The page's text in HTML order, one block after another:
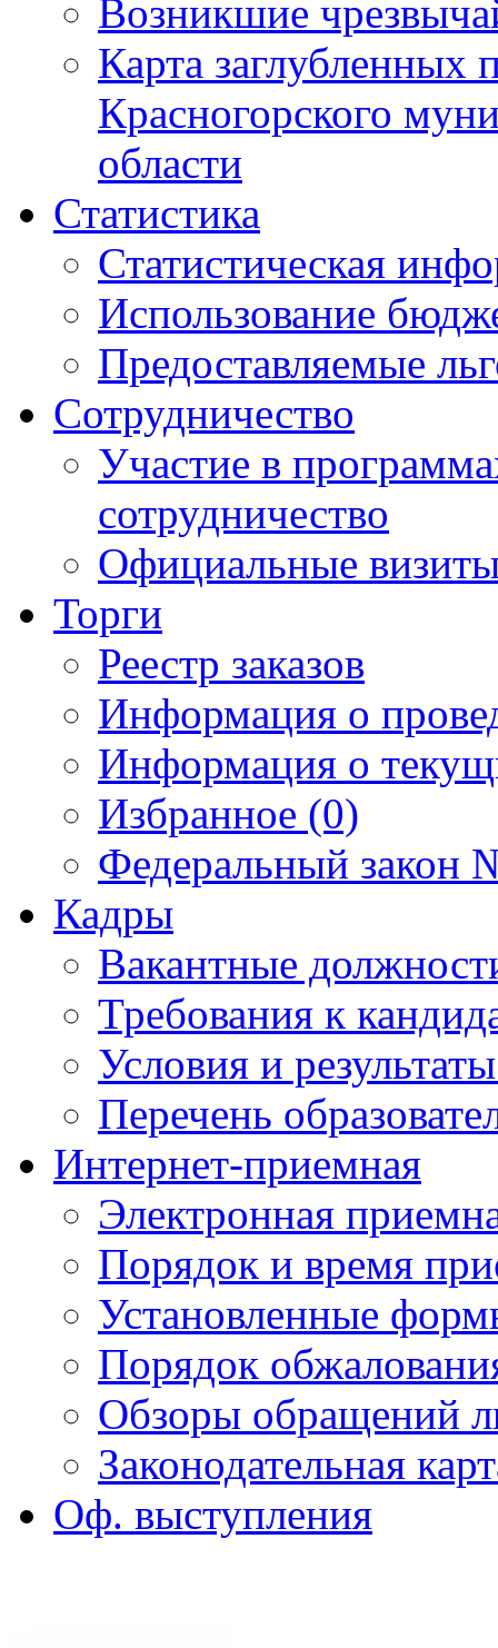
Возникшие
Карта
Красногорского
области
Статистика
Статистическая
Использование
Предоставляемые
Сотрудничество
Участие в
сотрудничество
Официальные
Торги
Реестр заказов
Информация о
Информация о
Избранное (0)
Федеральный закон
Кадры
Вакантные
Требования к
Условия и
Перечень
Интернет-приемная
Электронная
Порядок и время
Установленные
Порядок
Обзоры обращений
Законодательная
Оф. выступления